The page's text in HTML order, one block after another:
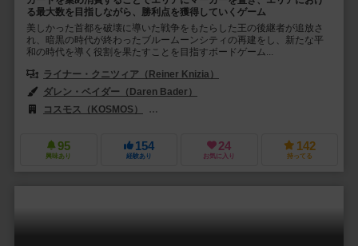
る最大数を目指しながら、勝利点を獲得していくゲーム
美しかった首都を破壊に導いた戦争をもたらした王の後継者が追放さ
れ、暗黒の時代が終わったブルームーンシティの再建をし、新たな平
和の時代を導く役割を果たすことを目指すボードゲーム...
ライナー・クニツィア（Reiner Knizia）
ダレン・ベイダー（Daren Bader）
コスモス（KOSMOS）
95
興味あり
154
経験あり
24
お気に入り
142
持ってる